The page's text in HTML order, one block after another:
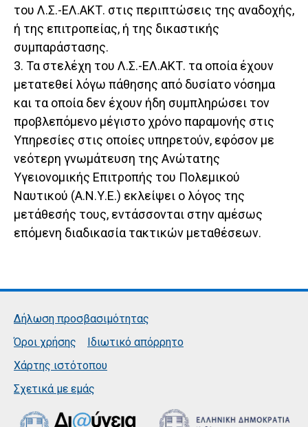
του Λ.Σ.-ΕΛ.ΑΚΤ. στις περιπτώσεις της αναδοχής,
ή της επιτροπείας, ή της δικαστικής
συμπαράστασης.
3. Τα στελέχη του Λ.Σ.-ΕΛ.ΑΚΤ. τα οποία έχουν
μετατεθεί λόγω πάθησης από δυσίατο νόσημα
και τα οποία δεν έχουν ήδη συμπληρώσει τον
προβλεπόμενο μέγιστο χρόνο παραμονής στις
Υπηρεσίες στις οποίες υπηρετούν, εφόσον με
νεότερη γνωμάτευση της Ανώτατης
Υγειονομικής Επιτροπής του Πολεμικού
Ναυτικού (Α.Ν.Υ.Ε.) εκλείψει ο λόγος της
μετάθεσής τους, εντάσσονται στην αμέσως
επόμενη διαδικασία τακτικών μεταθέσεων.
Δήλωση προσβασιμότητας
Όροι χρήσης
Ιδιωτικό απόρρητο
Χάρτης ιστότοπου
Σχετικά με εμάς